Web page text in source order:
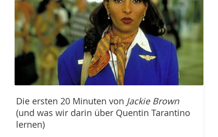
Die ersten 20 Minuten von Jackie Brown
(und was wir darin über Quentin Tarantino
lernen)